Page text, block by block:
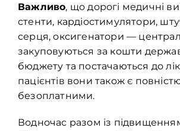
Важливо, що дорогі медичні
стенти, кардіостимулятори,
серця, оксигенатори —
закуповуються за кошти
бюджету та постачаються до
пацієнтів вони також є
безоплатними.
Водночас разом із